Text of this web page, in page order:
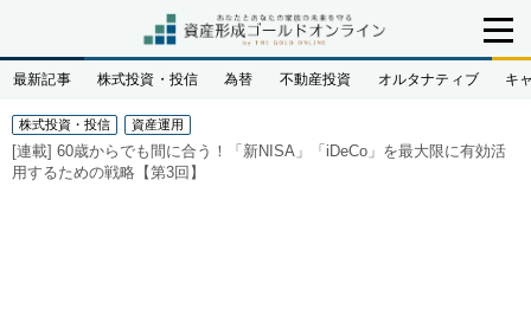
最新記事 株式投資・投信 為替 不動産投資 オルタナティブ キ
株式投資・投信 資産運用
[連載] 60歳からでも間に合う！「新NISA」「iDeCo」を最大限に有効活
用するための戦略【第3回】